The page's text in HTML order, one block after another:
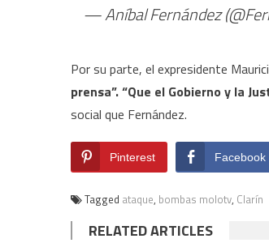
— Aníbal Fernández
Por su parte, el expresidente
prensa”. “Que el Gobierno y la
social que Fernández.
Pinterest Facebook
Tagged ataque, bombas molotv, Clarín
RELATED ARTICLES